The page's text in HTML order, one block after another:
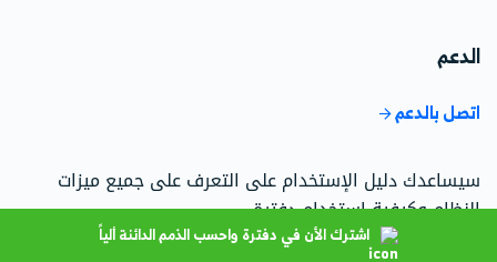
اشترك الأن في دفترة واحسب الذمم الدائنة ألياً
الدعم
اتصل بالدعم
سيساعدك دليل الإستخدام على التعرف على جميع ميزات
النظام وكيفية استخدام دفترة.